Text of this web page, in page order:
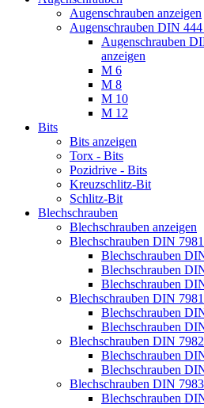
Augenschrauben anzeigen
Augenschrauben DIN
Augenschrauben
anzeigen
M 6
M 8
M 10
M 12
Bits
Bits anzeigen
Torx - Bits
Pozidrive - Bits
Kreuzschlitz-Bit
Schlitz-Bit
Blechschrauben
Blechschrauben anzeigen
Blechschrauben DIN 7981
Blechschrauben
Blechschrauben
Blechschrauben
Blechschrauben DIN
Blechschrauben
Blechschrauben
Blechschrauben DIN 7982
Blechschrauben
Blechschrauben
Blechschrauben DIN 7983
Blechschrauben